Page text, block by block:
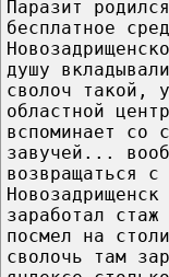
Паразит
бесплатное
душу
сволоч такой,
областной
вспоминает со
завучей...
возвращаться с
заработал
посмел на
сволочь там